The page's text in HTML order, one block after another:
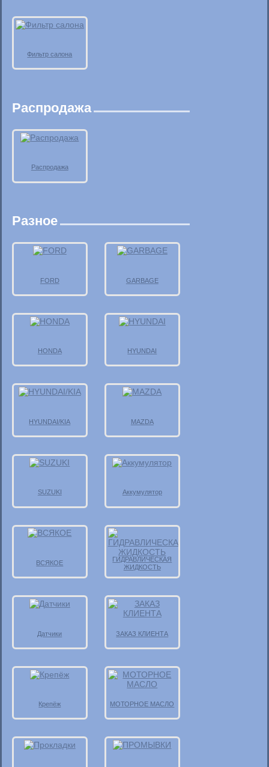
Фильтр салона
Распродажа
Распродажа
Разное
FORD GARBAGE
HONDA HYUNDAI
HYUNDAI/KIA MAZDA
SUZUKI Аккумулятор
ВСЯКОЕ
ГИДРАВЛИЧЕСКАЯ
ЖИДКОСТЬ
Датчики ЗАКАЗ КЛИЕНТА
Крепёж МОТОРНОЕ МАСЛО